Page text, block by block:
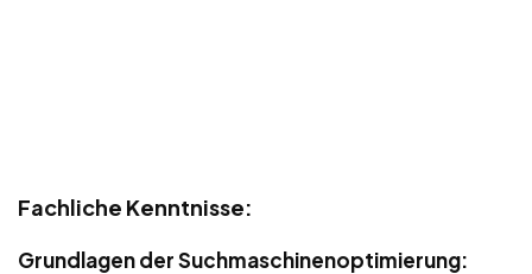
Fachliche Kenntnisse:
Grundlagen der Suchmaschinenoptimierung: